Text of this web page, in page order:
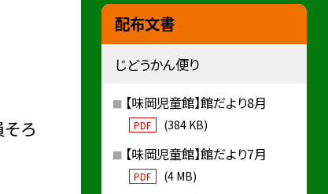
ろ
配布文書
じどうかん便り
【味岡児童館】館だより8月
PDF (384 KB)
【味岡児童館】館だより7月
PDF (4 MB)